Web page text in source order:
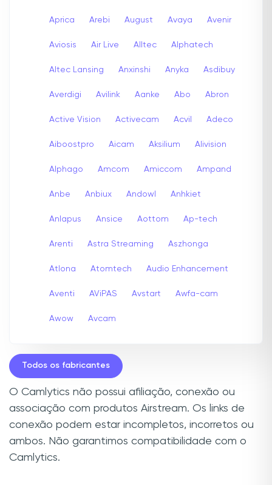
Aprica Arebi August Avaya Avenir
Aviosis Air Live Alltec Alphatech
Altec Lansing Anxinshi Anyka Asdibuy
Averdigi Avilink Aanke Abo Abron
Active Vision Activecam Acvil Adeco
Aiboostpro Aicam Aksilium Alivision
Alphago Amcom Amiccom Ampand
Anbe Anbiux Andowl Anhkiet
Anlapus Ansice Aottom Ap-tech
Arenti Astra Streaming Aszhonga
Atlona Atomtech Audio Enhancement
Aventi AViPAS Avstart Awfa-cam
Awow Avcam
Todos os fabricantes
O Camlytics não possui afiliação, conexão ou
associação com produtos Airstream. Os links de
conexão podem estar incompletos, incorretos ou
ambos. Não garantimos compatibilidade com o
Camlytics.